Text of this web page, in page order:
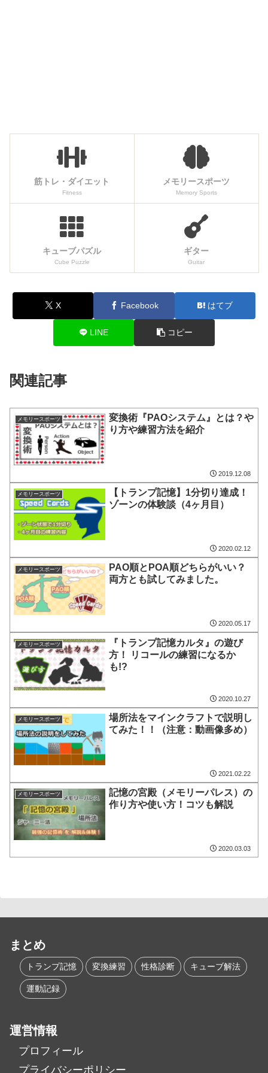
筋トレ・ダイエット
Fitness
メモリースポーツ
Memory Sports
キューブパズル
Cube Puzzle
ギター
Guitar
X Facebook はてブ
LINE コピー
関連記事
メモリースポーツ
変換術『PAOシステム』とは？や
り方や練習方法を紹介
2019.12.08
メモリースポーツ
【トランプ記憶】1分切り達成！
ゾーンの体験談（4ヶ月目）
2020.02.12
メモリースポーツ
PAO順とPOA順どちらがいい？
両方とも試してみました。
2020.05.17
メモリースポーツ
『トランプ記憶カルタ』の遊び
方！ リコールの練習になるか
も!?
2020.10.27
メモリースポーツ
場所法をマインクラフトで説明し
てみた！！（注意：動画像多め）
2021.02.22
メモリースポーツ
記憶の宮殿（メモリーパレス）の
作り方や使い方！コツも解説
2020.03.03
まとめ
トランプ記憶 変換練習 性格診断 キューブ解法
運動記録
運営情報
プロフィール
プライバシーポリシー